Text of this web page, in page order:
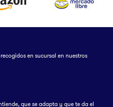
en sucursal en nuestros
que se adapta y que te da el